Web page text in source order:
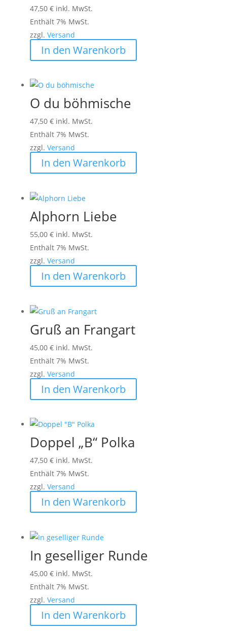
47,50 € inkl. MwSt.
Enthält 7% MwSt.
zzgl. Versand
In den Warenkorb
O du böhmische
47,50 € inkl. MwSt.
Enthält 7% MwSt.
zzgl. Versand
In den Warenkorb
Alphorn Liebe
55,00 € inkl. MwSt.
Enthält 7% MwSt.
zzgl. Versand
In den Warenkorb
Gruß an Frangart
45,00 € inkl. MwSt.
Enthält 7% MwSt.
zzgl. Versand
In den Warenkorb
Doppel „B“ Polka
47,50 € inkl. MwSt.
Enthält 7% MwSt.
zzgl. Versand
In den Warenkorb
In geselliger Runde
45,00 € inkl. MwSt.
Enthält 7% MwSt.
zzgl. Versand
In den Warenkorb